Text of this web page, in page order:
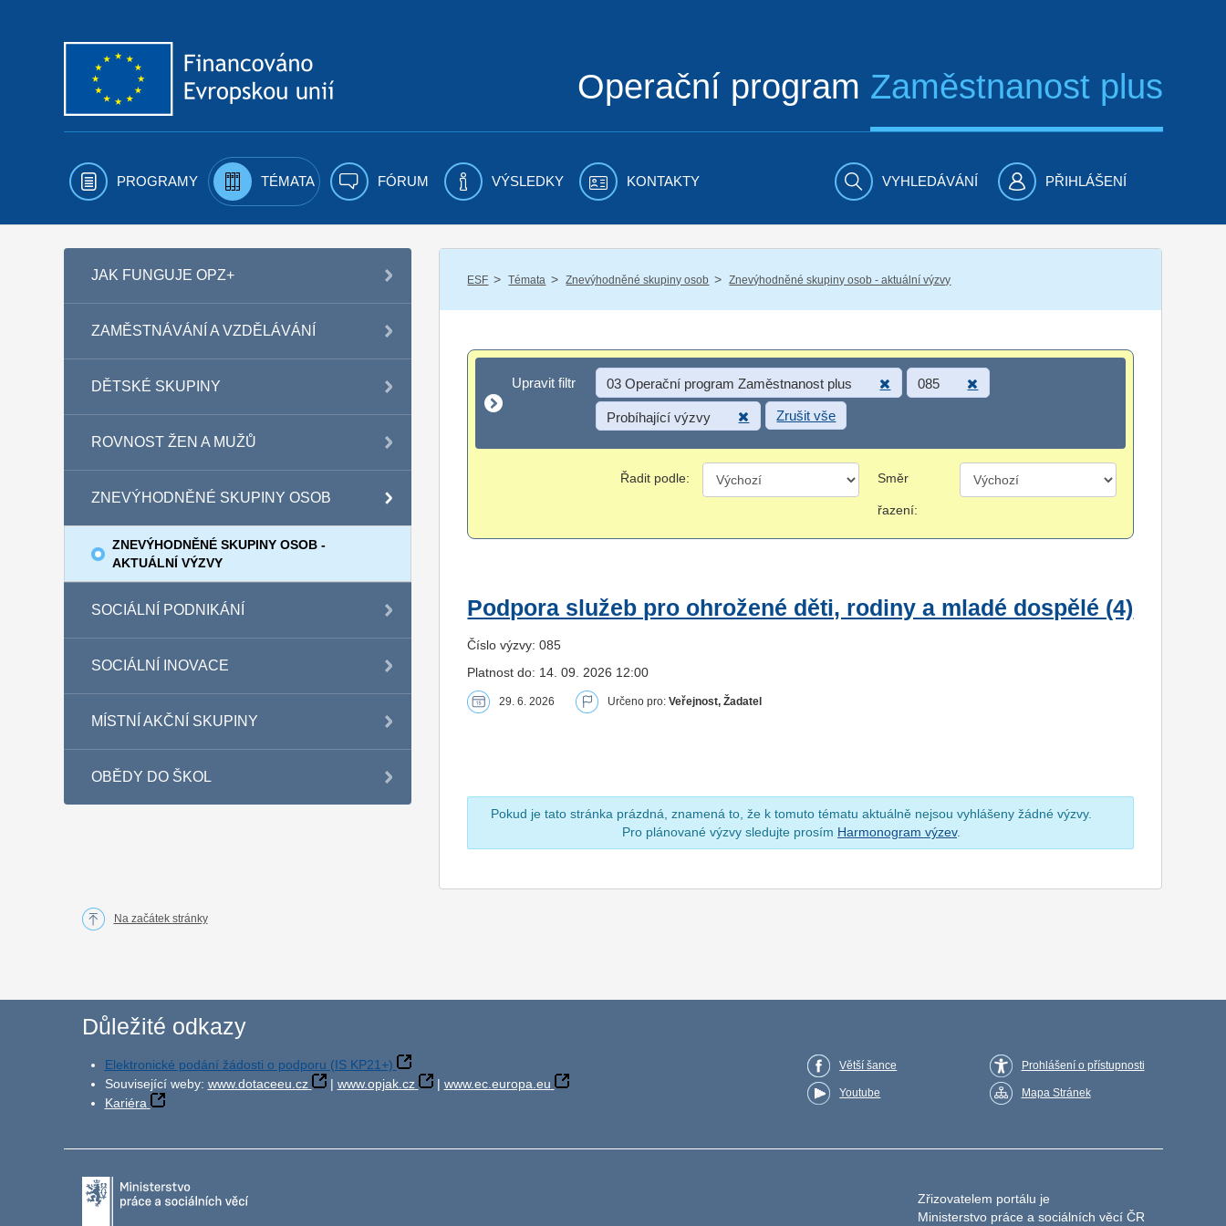
Operační program Zaměstnanost plus
PROGRAMY TÉMATA FÓRUM VÝSLEDKY KONTAKTY VYHLEDÁVÁNÍ PŘIHLÁŠENÍ
JAK FUNGUJE OPZ+
ZAMĚSTNÁVÁNÍ A VZDĚLÁVÁNÍ
DĚTSKÉ SKUPINY
ROVNOST ŽEN A MUŽŮ
ZNEVÝHODNĚNÉ SKUPINY OSOB
ZNEVÝHODNĚNÉ SKUPINY OSOB -
AKTUÁLNÍ VÝZVY
SOCIÁLNÍ PODNIKÁNÍ
SOCIÁLNÍ INOVACE
MÍSTNÍ AKČNÍ SKUPINY
OBĚDY DO ŠKOL
ESF / Témata / Znevýhodněné skupiny osob / Znevýhodněné skupiny osob - aktuální výzvy
Upravit filtr
Upravit filtr 03 Operační program Zaměstnanost plus 085
Probíhající výzvy Zrušit vše
Řadit podle: Směr
řazení:
Podpora služeb pro ohrožené děti, rodiny a mladé dospělé (4)
Číslo výzvy: 085
Platnost do: 14. 09. 2026 12:00
29. 6. 2026 Určeno pro:Veřejnost, Žadatel
Pokud je tato stránka prázdná, znamená to, že k tomuto tématu aktuálně nejsou vyhlášeny žádné výzvy.
Pro plánované výzvy sledujte prosím Harmonogram výzev.
Na začátek stránky
Důležité odkazy
Elektronické podání žádosti o podporu (IS KP21+)
Související weby: www.dotaceeu.cz | www.opjak.cz | www.ec.europa.eu
Kariéra
Větší šance
Youtube
Prohlášení o přístupnosti
Mapa Stránek
Zřizovatelem portálu je
Ministerstvo práce a sociálních věcí ČR